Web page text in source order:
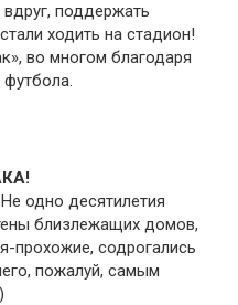
поддержать
ходить на стадион!
во многом благодаря
футбола.
одно десятилетия
близлежащих домов,
прохожие, содрогались
пожалуй, самым